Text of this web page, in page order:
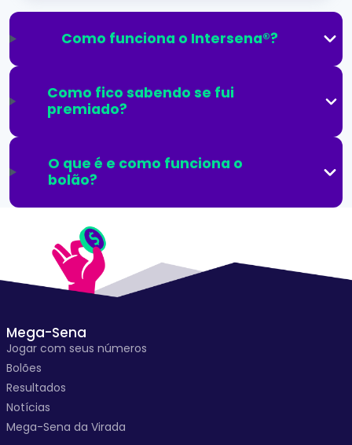
Como funciona o Intersena®?
Como fico sabendo se fui
premiado?
O que é e como funciona o
bolão?
Mega-Sena
Jogar com seus números
Bolões
Resultados
Notícias
Mega-Sena da Virada